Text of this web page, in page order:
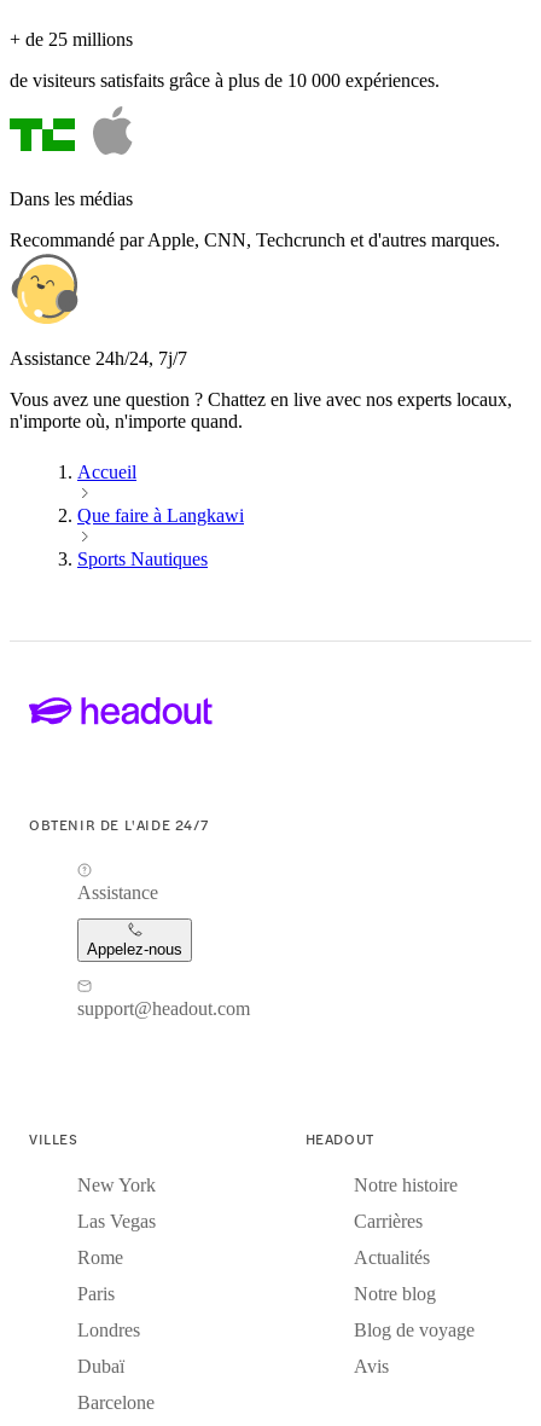
+ de 25 millions
de visiteurs satisfaits grâce à plus de 10 000 expériences.
Dans les médias
Recommandé par Apple, CNN, Techcrunch et d'autres marques.
Assistance 24h/24, 7j/7
Vous avez une question ? Chattez en live avec nos experts locaux,
n'importe où, n'importe quand.
Accueil
Que faire à Langkawi
Sports Nautiques
OBTENIR DE L'AIDE 24/7
Assistance
Appelez-nous
support@headout.com
VILLES
New York
Las Vegas
Rome
Paris
Londres
Dubaï
Barcelone
HEADOUT
Notre histoire
Carrières
Actualités
Notre blog
Blog de voyage
Avis